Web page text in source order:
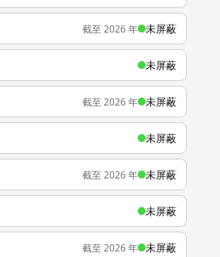
截至 2026 年 未屏蔽
未屏蔽
截至 2026 年 未屏蔽
未屏蔽
截至 2026 年 未屏蔽
未屏蔽
截至 2026 年 未屏蔽